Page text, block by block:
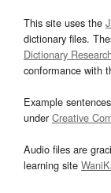
This site uses the
dictionary files.
Dictionary
conformance with
Example
underCreative
Audio files are
learning site